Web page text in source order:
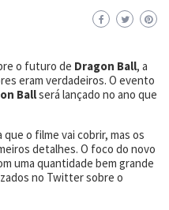
o futuro de Dragon Ball, a
eram verdadeiros. O evento
Ballserá lançado no ano que
o filme vai cobrir, mas os
detalhes. O foco do novo
uma quantidade bem grande
no Twitter sobre o